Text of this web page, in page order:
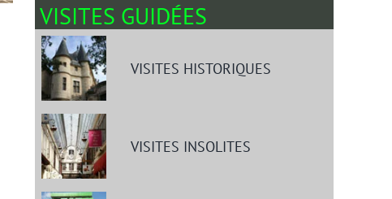
VISITES GUIDÉES
VISITES HISTORIQUES
VISITES INSOLITES